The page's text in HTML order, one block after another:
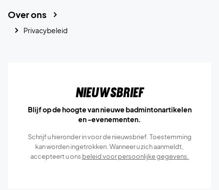
Over ons
Privacybeleid
Nieuwsbrief
Blijf op de hoogte van nieuwe badmintonartikelen
en -evenementen.
Schrijf u hieronder in voor de nieuwsbrief. Toestemming
kan worden ingetrokken. Wanneer u zich aanmeldt,
accepteert u ons beleid voor persoonlijke gegevens.